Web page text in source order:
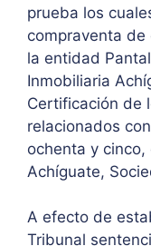
prueba los
compraventa de
la entidad
Inmobiliaria
Certificación de
relacionados
ochenta y
Achíguate,
A efecto de
Tribunal